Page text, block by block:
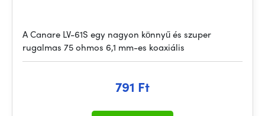
A Canare LV-61S egy nagyon könnyű és szuper
rugalmas 75 ohmos 6,1 mm-es koaxiális
791 Ft